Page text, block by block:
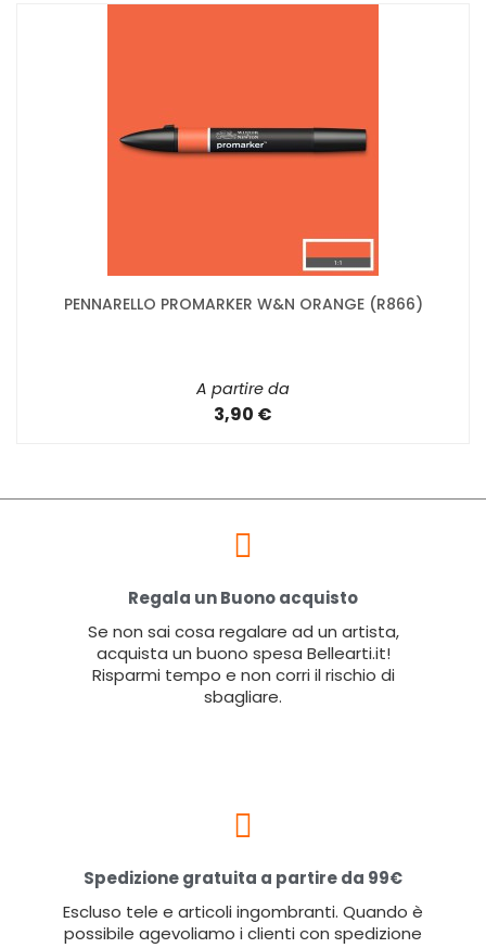
PENNARELLO PROMARKER W&N ORANGE (R866)
A partire da
3,90 €
Regala un Buono acquisto
Se non sai cosa regalare ad un artista,
acquista un buono spesa Bellearti.it!
Risparmi tempo e non corri il rischio di
sbagliare.
Spedizione gratuita a partire da 99€
Escluso tele e articoli ingombranti. Quando è
possibile agevoliamo i clienti con spedizione